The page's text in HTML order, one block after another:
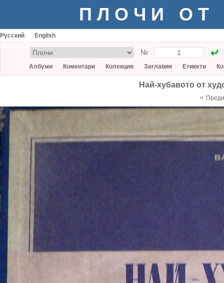
ПЛОЧИ ОТ
Русский English
№
Албуми Коментари Колекция Заглавия Етикети
Най-хубавото от
«